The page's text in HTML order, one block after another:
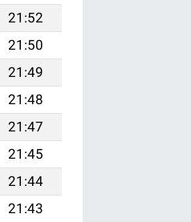
21:52
21:50
21:49
21:48
21:47
21:45
21:44
21:43